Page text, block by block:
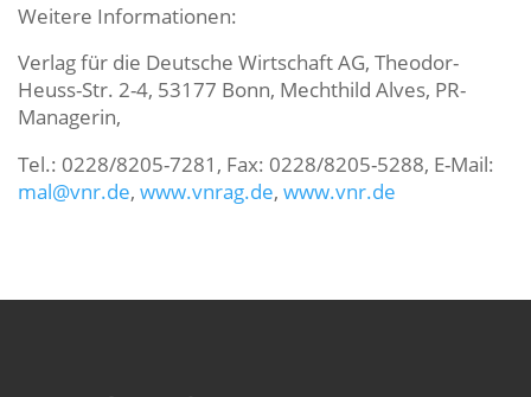
Weitere Informationen:
Verlag für die Deutsche Wirtschaft AG, Theodor-
Heuss-Str. 2-4, 53177 Bonn, Mechthild Alves, PR-
Managerin,
Tel.: 0228/8205-7281, Fax: 0228/8205-5288, E-Mail:
mal@vnr.de, www.vnrag.de, www.vnr.de